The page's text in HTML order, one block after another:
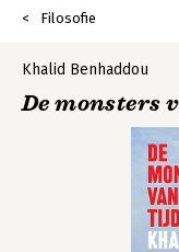
Filosofie
Khalid Benhaddou
De monsters